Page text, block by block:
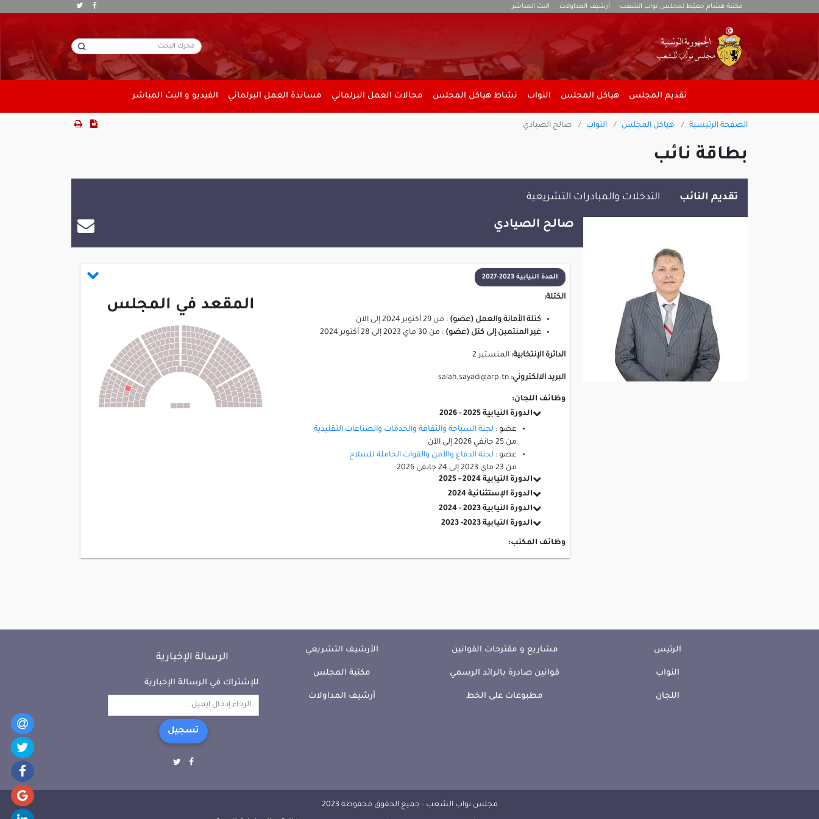
مكتبة هشام جعيّط لمجلس نواب الشعب أرشيف المداولات البث المباشر
تقديم المجلس هياكل المجلس النواب نشاط هياكل المجلس مجالات العمل البرلماني مساندة العمل البرلماني الفيديو و البث المباشر
الصفحة الرئيسية هياكل المجلس النواب صالح الصيادي
بطاقة نائب
تقديم النائب التدخلات والمبادرات التشريعية
صالح الصيادي
المدة النيابية 2023-2027
الكتلة:
كتلة الأمانة والعمل (عضو): من29 أكتوبر 2024 إلىالآن
غير المنتمين إلى كتل (عضو): من 30 ماي 2023 إلى 28 أكتوبر 2024
الدائرة الإنتخابية: المنستير 2
البريد الالكتروني: salah.sayadi@arp.tn
وظائف اللجان:
الدورة النيابية 2025 - 2026
عضو : لجنة السياحة والثقافة والخدمات والصناعات التقليدية
من25 جانفي 2026 إلىالآن
عضو : لجنة الدفاع والأمن والقوات الحاملة للسلاح
من 23 ماي 2023 إلى24 جانفي 2026
الدورة النيابية 2024 - 2025
الدورة الإستثنائية 2024
الدورة النيابية 2023 - 2024
الدورة النيابية 2023- 2023
وظائف المكتب:
المقعد في المجلس
الرئيس
النواب
اللجان
مشاريع و مقترحات القوانين
قوانين صادرة بالرائد الرسمي
مطبوعات على الخط
الأرشيف التشريعي
مكتبة المجلس
أرشيف المداولات
الرسالة الإخبارية
للإشتراك في الرسالة الإخبارية
تسجيل
مجلس نواب الشعب - جميع الحقوق محفوظة 2023